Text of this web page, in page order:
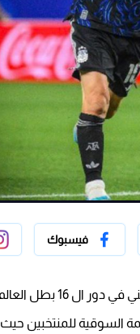
فيسبوك
يواجه اليوم
السوقية للمنتخبين